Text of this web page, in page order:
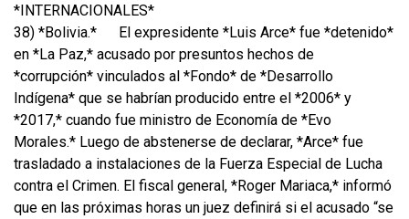
*INTERNACIONALES*
38) *Bolivia.*
El expresidente *Luis Arce* fue *detenido*
en *La Paz,* acusado por presuntos hechos de
*corrupción* vinculados al *Fondo* de *Desarrollo
Indígena* que se habrían producido entre el *2006* y
*2017,* cuando fue ministro de Economía de *Evo
Morales.* Luego de abstenerse de declarar, *Arce* fue
trasladado a instalaciones de la Fuerza Especial de Lucha
contra el Crimen. El fiscal general, *Roger Mariaca,* informó
que en las próximas horas un juez definirá si el acusado “se